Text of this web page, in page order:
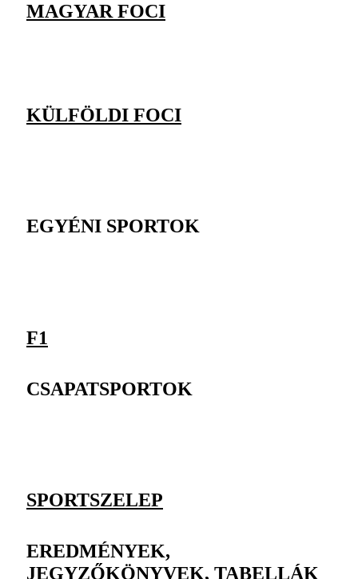
MAGYAR FOCI
KÜLFÖLDI FOCI
EGYÉNI SPORTOK
F1
CSAPATSPORTOK
SPORTSZELEP
EREDMÉNYEK,
JEGYZŐKÖNYVEK, TABELLÁK